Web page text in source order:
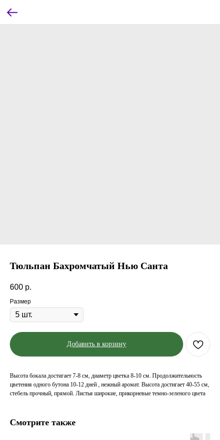
Тюльпан Бахромчатый Нью Санта
600 р.
Размер
Добавить в корзину
Высота бокала достигает 7-8 см, диаметр цветка 8-10 см. Продолжительность
цветения одного бутона 10-12 дней , нежный аромат. Высота достигает 40-55 см,
стебель прочный, прямой. Листья широкие, прикорневые темно-зеленого цвета
Смотрите также